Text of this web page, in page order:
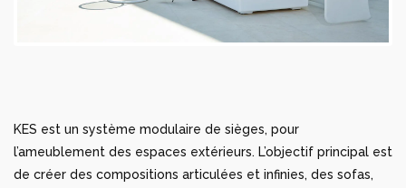
KES est un système modulaire de sièges, pour
l’ameublement des espaces extérieurs. L’objectif principal est
de créer des compositions articulées et infinies, des sofas,